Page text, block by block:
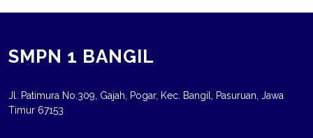
SMPN 1 BANGIL
Jl. Patimura No.309, Gajah, Pogar, Kec. Bangil, Pasuruan, Jawa
Timur 67153